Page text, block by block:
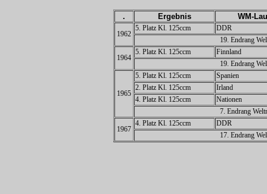
. Ergebnis WM-
1962
5. Platz Kl. 125ccm
DDR
19. Endrang
1964
5. Platz Kl. 125ccm
Finnland
19. Endrang
1965
5. Platz Kl. 125ccm
Spanien
2. Platz Kl. 125ccm
Irland
4. Platz Kl. 125ccm
Nationen
7. Endrang
1967
4. Platz Kl. 125ccm
DDR
17. Endrang